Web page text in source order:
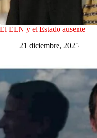
El ELN y el Estado ausente
21 diciembre, 2025